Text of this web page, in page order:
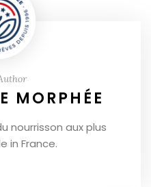
MORPHÉE
nourrisson aux plus
in France.